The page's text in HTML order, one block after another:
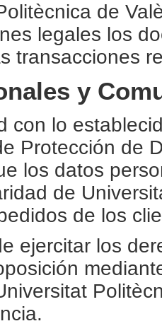
de
legales los
transacciones
y
con lo
Protección de
los datos
de
de los
ejercitar los